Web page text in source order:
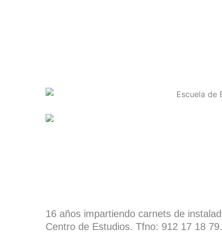
16 años impartiendo carnets de
Centro de Estudios. Tfno: 912 17 18 79.